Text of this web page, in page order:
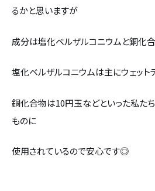
るかと思いますが
成分は塩化ベルザルコニウムと銅化合
塩化ベルザルコニウムは主にウェット
銅化合物は10円玉などといった私た
ものに
使用されているので安心です◎